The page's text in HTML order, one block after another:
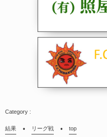
結果 リーグ戦 top